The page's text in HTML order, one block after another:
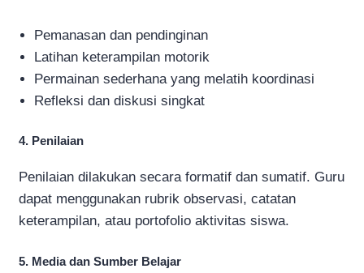
Pemanasan dan pendinginan
Latihan keterampilan motorik
Permainan sederhana yang melatih koordinasi
Refleksi dan diskusi singkat
4. Penilaian
Penilaian dilakukan secara formatif dan sumatif. Guru
dapat menggunakan rubrik observasi, catatan
keterampilan, atau portofolio aktivitas siswa.
5. Media dan Sumber Belajar